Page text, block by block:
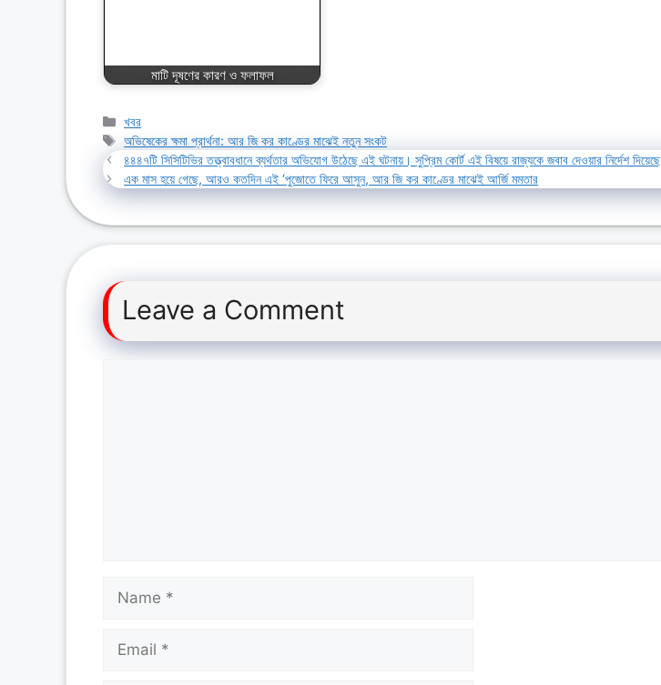
মাটি দূষণের কারণ ও ফলাফল
Categories
খবর
Tags
অভিষেকের ক্ষমা প্রার্থনা: আর জি কর কাণ্ডের মাঝেই নতুন সংকট
৪৪৪৭টি সিসিটিভির তত্ত্বাবধানে ব্যর্থতার অভিযোগ উঠেছে এই ঘটনায়। সুপ্রিম কোর্ট এই বিষয়ে রাজ্যকে জবাব দেওয়ার নির্দেশ দিয়েছে
এক মাস হয়ে গেছে, আরও কতদিন এই ‘পুজোতে ফিরে আসুন, আর জি কর কাণ্ডের মাঝেই আর্জি মমতার
Leave a Comment
Name
Email